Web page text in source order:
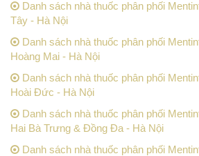
Danh sách nhà thuốc phân phối
Tây - Hà Nội
Danh sách nhà thuốc phân phối
Hoàng Mai - Hà Nội
Danh sách nhà thuốc phân phối
Hoài Đức - Hà Nội
Danh sách nhà thuốc phân phối
Hai Bà Trưng & Đồng Đa - Hà Nội
Danh sách nhà thuốc phân phối